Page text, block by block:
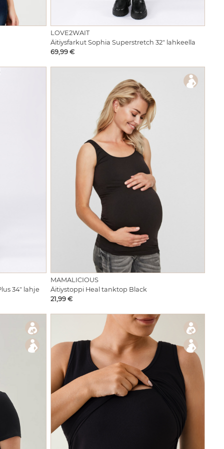
LOVE2WAIT
Äitiysfarkut Sophia Superstretch 32" lahkeella
Hinta
69,99 €
34" lahje
MAMALICIOUS
Äitiystoppi Heal tanktop Black
Hinta
21,99 €